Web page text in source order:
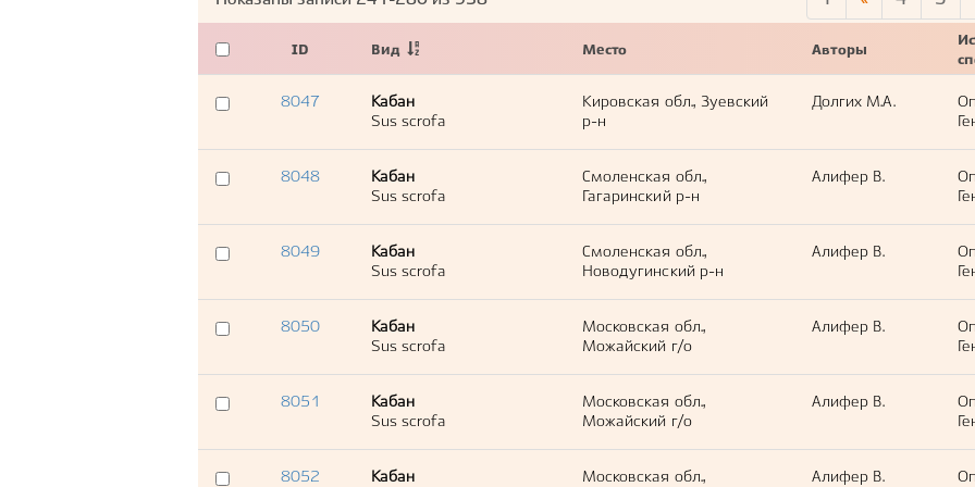
ID Вид Место Авторы
8047
Кабан
Sus scrofa
Кировская обл., Зуевский
р-н
Долгих М.А.
8048
Кабан
Sus scrofa
Смоленская обл.,
Гагаринский р-н
Алифер В.
8049
Кабан
Sus scrofa
Смоленская обл.,
Новодугинский р-н
Алифер В.
8050
Кабан
Sus scrofa
Московская обл.,
Можайский г/о
Алифер В.
8051
Кабан
Sus scrofa
Московская обл.,
Можайский г/о
Алифер В.
8052 Кабан Московская обл., Алифер В.